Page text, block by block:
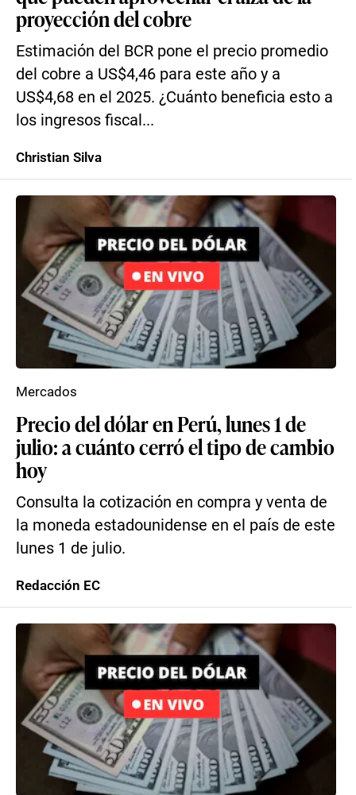
proyección del cobre
Estimación del BCR pone el precio promedio
del cobre a US$4,46 para este año y a
US$4,68 en el 2025. ¿Cuánto beneficia esto a
los ingresos fiscal...
Christian Silva
Precio del dólar en Perú, lunes 1 de
julio: a cuánto cerró el tipo de cambio
hoy
Consulta la cotización en compra y venta de
la moneda estadounidense en el país de este
lunes 1 de julio.
Mercados
Redacción EC